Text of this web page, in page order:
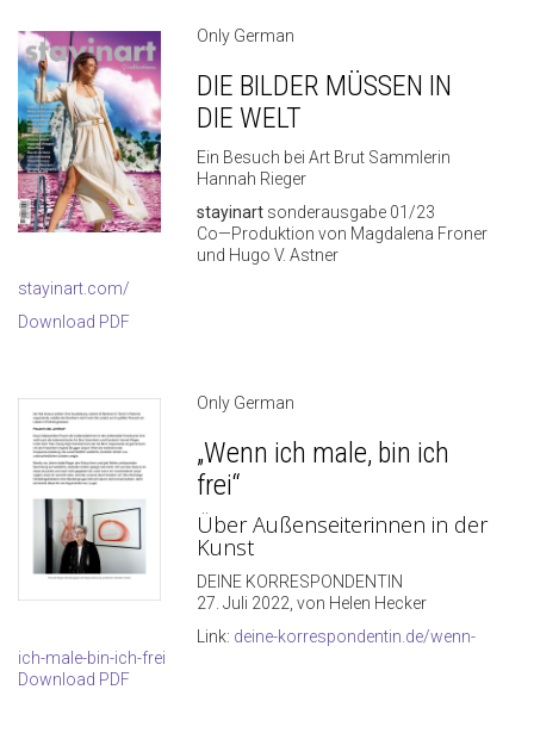
Only German
DIE BILDER MÜSSEN IN
DIE WELT
Ein Besuch bei Art Brut Sammlerin
Hannah Rieger
stayinart sonderausgabe 01/23
Co—Produktion von Magdalena Froner
und Hugo V. Astner
stayinart.com/
Download PDF
Only German
„Wenn ich male, bin ich
frei“
Über Außenseiterinnen in der
Kunst
DEINE KORRESPONDENTIN
27. Juli 2022, von Helen Hecker
Link: deine-korrespondentin.de/wenn-
ich-male-bin-ich-frei
Download PDF